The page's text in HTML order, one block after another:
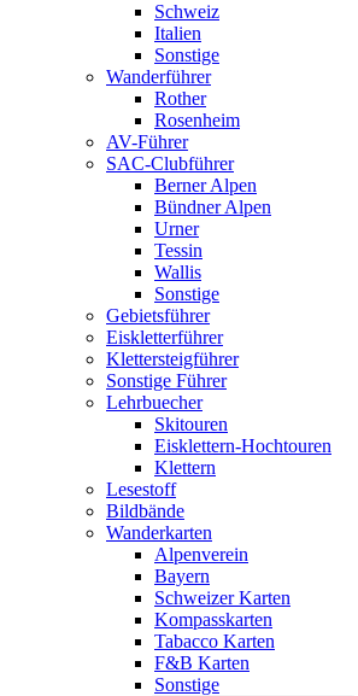
Schweiz
Italien
Sonstige
Wanderführer
Rother
Rosenheim
AV-Führer
SAC-Clubführer
Berner Alpen
Bündner Alpen
Urner
Tessin
Wallis
Sonstige
Gebietsführer
Eiskletterführer
Klettersteigführer
Sonstige Führer
Lehrbuecher
Skitouren
Eisklettern-Hochtouren
Klettern
Lesestoff
Bildbände
Wanderkarten
Alpenverein
Bayern
Schweizer Karten
Kompasskarten
Tabacco Karten
F&B Karten
Sonstige